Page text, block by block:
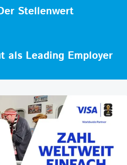
Stellenwert
als Leading Employer